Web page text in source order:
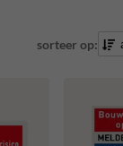
sorteer op: